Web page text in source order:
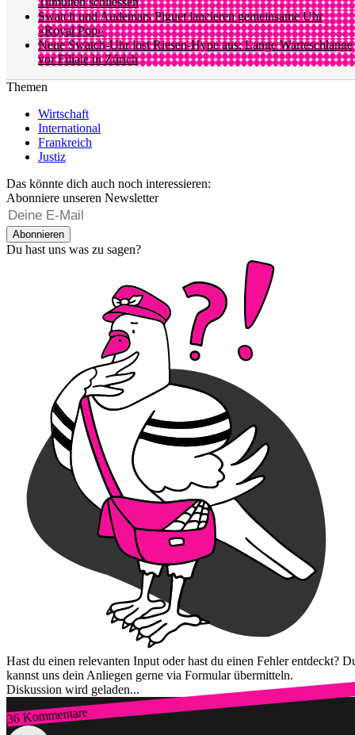
Swatch und Audemars Piguet lancieren gemeinsame Uhr
«Royal Pop»
Neue Swatch-Uhr löst Riesen-Hype aus: Lange Warteschlange
vor Filiale in Zürich
Themen
Wirtschaft
International
Frankreich
Justiz
Das könnte dich auch noch interessieren:
Abonniere unseren Newsletter
Abonnieren
Du hast uns was zu sagen?
Hast du einen relevanten Input oder hast du einen Fehler entdeckt?
kannst uns dein Anliegen gerne via Formular übermitteln.
Diskussion wird geladen...
36 Kommentare
Zum Login